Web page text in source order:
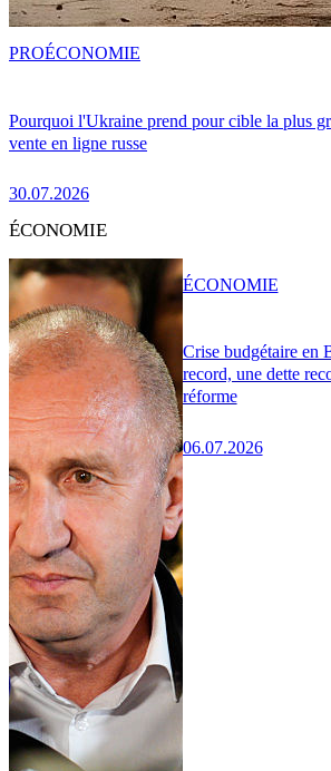
Pourquoi l'Ukraine prend pour cible la plus
vente en ligne russe
30.07.2026
PROÉCONOMIE
ÉCONOMIE
Crise budgétaire en
record, une dette
réforme
06.07.2026
ÉCONOMIE